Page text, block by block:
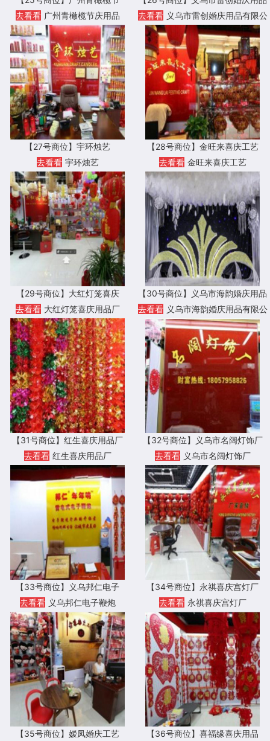
去看看 广州青橄榄节庆用品
有限公司
去看看 义乌市雷创婚庆用品有限公
司
【27号商位】宇环烛艺
去看看 宇环烛艺
【28号商位】金旺来喜庆工艺
去看看 金旺来喜庆工艺
【29号商位】大红灯笼喜庆
去看看 大红灯笼喜庆用品厂
【30号商位】义乌市海韵婚庆用品
有限公司
去看看 义乌市海韵婚庆用品有限公
司
【31号商位】红生喜庆用品厂
去看看 红生喜庆用品厂
【32号商位】义乌市名阔灯饰厂
去看看 义乌市名阔灯饰厂
【33号商位】义乌邦仁电子
去看看 义乌邦仁电子鞭炮
【34号商位】永祺喜庆宫灯厂
去看看 永祺喜庆宫灯厂
【35号商位】嫒凤婚庆工艺
【36号商位】喜福缘喜庆用品